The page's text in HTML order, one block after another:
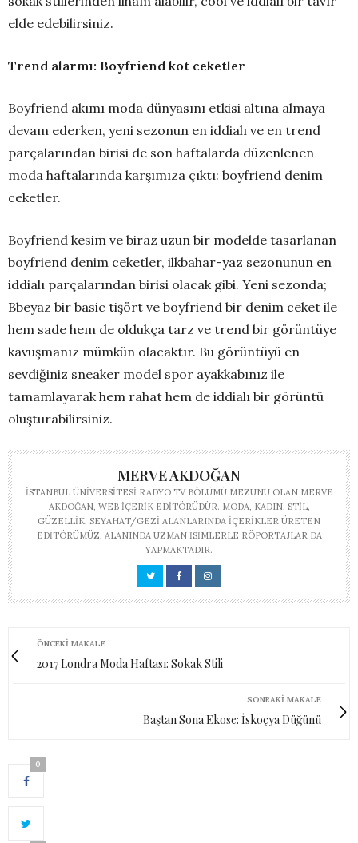
elde edebilirsiniz.
Trend alarmı: Boyfriend kot ceketler
Boyfriend akımı moda dünyasını etkisi altına almaya
devam ederken, yeni sezonun en iddialı ve en trend
parçalarından birisi de son haftalarda düzenlenen
moda haftalarında karşımıza çıktı: boyfriend denim
ceketler.
Boyfriend kesim ve biraz uzun bir modelde tasarlanan
boyfriend denim ceketler, ilkbahar-yaz sezonunun en
iddialı parçalarından birisi olacak gibi. Yeni sezonda;
Bbeyaz bir basic tişört ve boyfriend bir denim ceket ile
hem sade hem de oldukça tarz ve trend bir görüntüye
kavuşmanız mümkün olacaktır. Bu görüntüyü en
sevdiğiniz sneaker model spor ayakkabınız ile
tamamlayarak hem rahat hem de iddialı bir görüntü
oluşturabilirsiniz.
MERVE AKDOĞAN
İSTANBUL ÜNIVERSITESI RADYO TV BÖLÜMÜ MEZUNU OLAN MERVE
AKDOĞAN, WEB IÇERIK EDITÖRÜDÜR. MODA, KADIN, STIL,
GÜZELLIK, SEYAHAT/GEZI ALANLARINDA IÇERIKLER ÜRETEN
EDITÖRÜMÜZ, ALANINDA UZMAN ISIMLERLE RÖPORTAJLAR DA
YAPMAKTADIR.
ÖNCEKI MAKALE
2017 Londra Moda Haftası: Sokak Stili
SONRAKI MAKALE
Baştan Sona Ekose: İskoçya Düğünü
0